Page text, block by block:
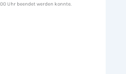
Uhr beendet werden konnte.